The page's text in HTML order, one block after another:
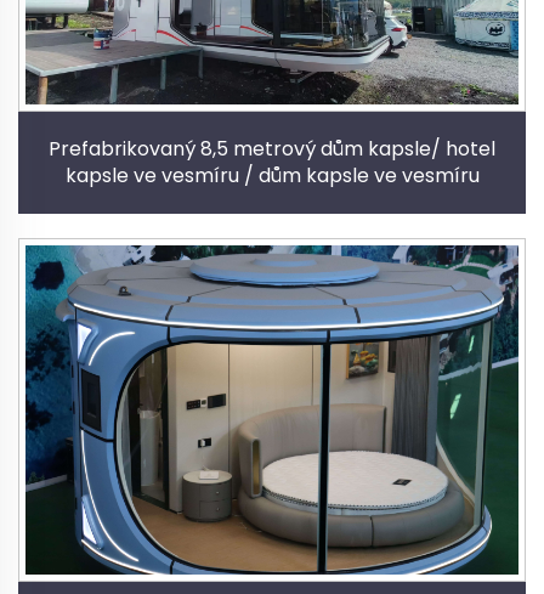
Prefabrikovaný 8,5 metrový dům kapsle/ hotel
kapsle ve vesmíru / dům kapsle ve vesmíru